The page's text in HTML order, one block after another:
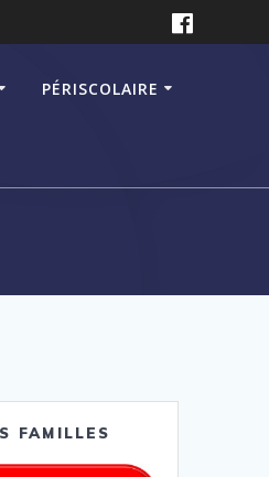
PÉRISCOLAIRE
FAMILLES